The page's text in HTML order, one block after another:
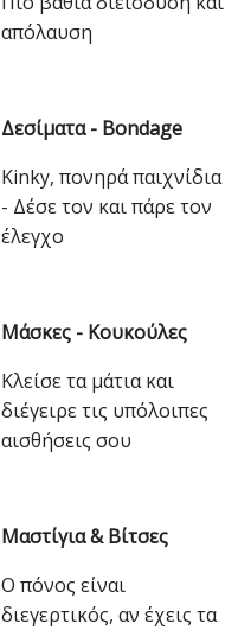
απόλαυση
Δεσίματα - Bondage
Kinky, πονηρά παιχνίδια
- Δέσε τον και πάρε τον
έλεγχο
Μάσκες - Κουκούλες
Κλείσε τα μάτια και
διέγειρε τις υπόλοιπες
αισθήσεις σου
Μαστίγια & Βίτσες
Ο πόνος είναι
διεγερτικός, αν έχεις τα